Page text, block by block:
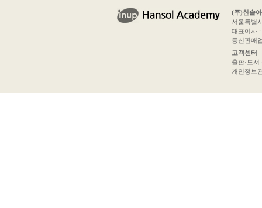
(주)한솔
서울특별
대표이사
통신판매
고객센터
출판·도
개인정보